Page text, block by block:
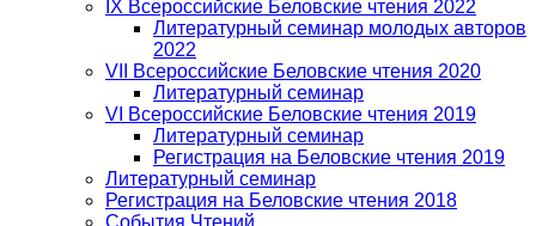
IX Всероссийские Беловские чтения 2022
Литературный семинар молодых авторов
2022
VII Всероссийские Беловские чтения 2020
Литературный семинар
VI Всероссийские Беловские чтения 2019
Литературный семинар
Регистрация на Беловские чтения 2019
Литературный семинар
Регистрация на Беловские чтения 2018
События Чтений